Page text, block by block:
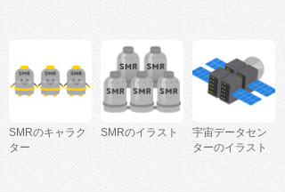
SMRのキャラク
ター
SMRのイラスト
宇宙データセン
ターのイラスト